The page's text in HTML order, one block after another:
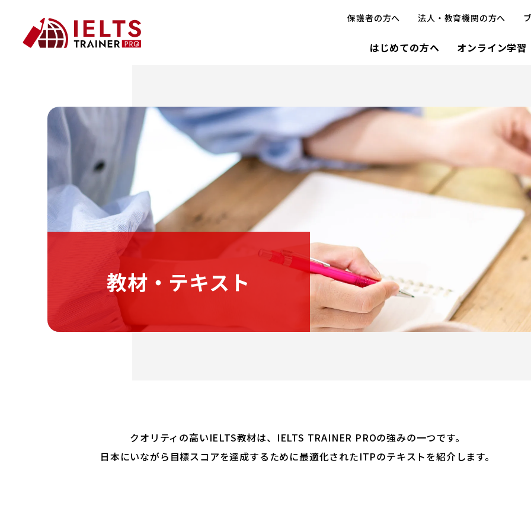
はじめての方へ オンライン学習
保護者の方へ 法人・教育機関の方へ
教材・テキスト
クオリティの高いIELTS教材は、IELTS TRAINER PROの強みの一つです。
日本にいながら目標スコアを達成するために最適化されたITPのテキストを紹介します。